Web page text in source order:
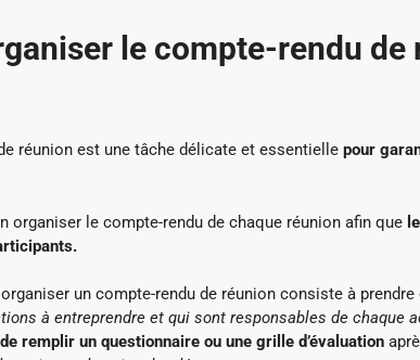
le compte-rendu de
réunion est une tâche délicate et essentielle pour
organiser le compte-rendu de chaque réunion afin que
un compte-rendu de réunion consiste à
à entreprendre et qui sont responsables de chaque
remplir un questionnaire ou une grille d’évaluation